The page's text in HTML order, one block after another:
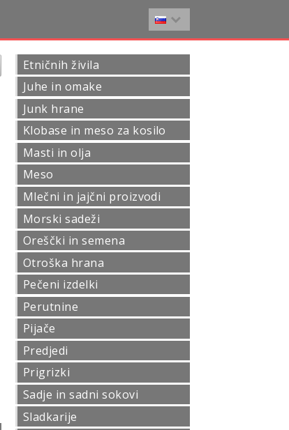
Etničnih živila
Juhe in omake
Junk hrane
Klobase in meso za kosilo
Masti in olja
Meso
Mlečni in jajčni proizvodi
Morski sadeži
Oreščki in semena
Otroška hrana
Pečeni izdelki
Perutnine
Pijače
Predjedi
Prigrizki
Sadje in sadni sokovi
Sladkarije